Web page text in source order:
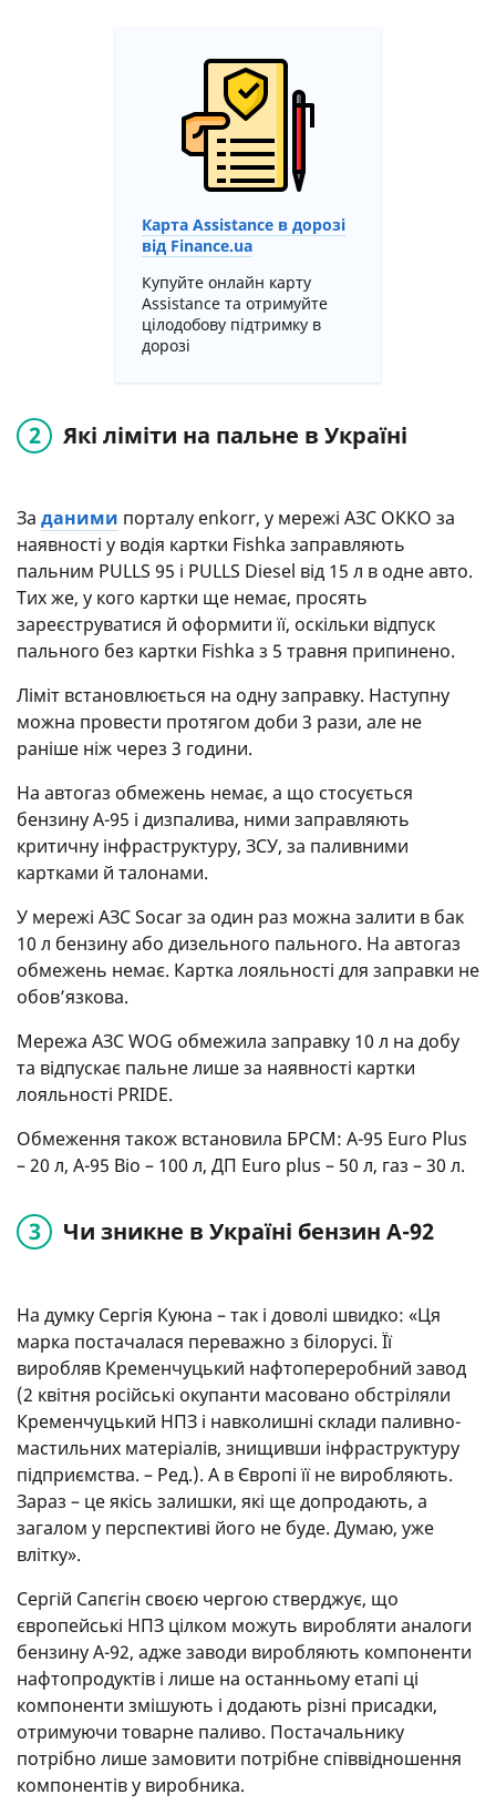
Карта Assistance в дорозі
від Finance.ua
Купуйте онлайн карту
Assistance та отримуйте
цілодобову підтримку в
дорозі
Які ліміти на пальне в Україні
За даними порталу enkorr, у мережі АЗС ОККО за
наявності у водія картки Fishka заправляють
пальним PULLS 95 і PULLS Diesel від 15 л в одне авто.
Тих же, у кого картки ще немає, просять
зареєструватися й оформити її, оскільки відпуск
пального без картки Fishka з 5 травня припинено.
Ліміт встановлюється на одну заправку. Наступну
можна провести протягом доби 3 рази, але не
раніше ніж через 3 години.
На автогаз обмежень немає, а що стосується
бензину А-95 і дизпалива, ними заправляють
критичну інфраструктуру, ЗСУ, за паливними
картками й талонами.
У мережі АЗС Socar за один раз можна залити в бак
10 л бензину або дизельного пального. На автогаз
обмежень немає. Картка лояльності для заправки не
обов’язкова.
Мережа АЗС WOG обмежила заправку 10 л на добу
та відпускає пальне лише за наявності картки
лояльності PRIDE.
Обмеження також встановила БРСМ: А-95 Euro Plus
– 20 л, A-95 Bio – 100 л, ДП Euro plus – 50 л, газ – 30 л.
Чи зникне в Україні бензин А-92
На думку Сергія Куюна – так і доволі швидко: «Ця
марка постачалася переважно з білорусі. Її
виробляв Кременчуцький нафтопереробний завод
(2 квітня російські окупанти масовано обстріляли
Кременчуцький НПЗ і навколишні склади паливно-
мастильних матеріалів, знищивши інфраструктуру
підприємства. – Ред.). А в Європі її не виробляють.
Зараз – це якісь залишки, які ще допродають, а
загалом у перспективі його не буде. Думаю, уже
влітку».
Сергій Сапєгін своєю чергою стверджує, що
європейські НПЗ цілком можуть виробляти аналоги
бензину А-92, адже заводи виробляють компоненти
нафтопродуктів і лише на останньому етапі ці
компоненти змішують і додають різні присадки,
отримуючи товарне паливо. Постачальнику
потрібно лише замовити потрібне співвідношення
компонентів у виробника.